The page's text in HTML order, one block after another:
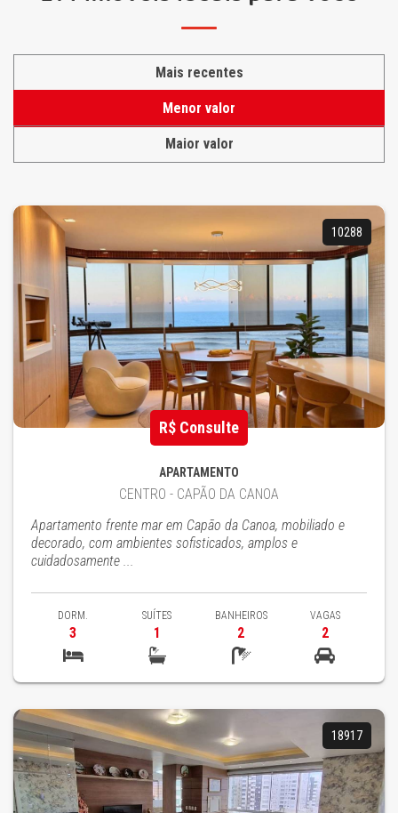
Mais recentes
Menor valor
Maior valor
10288
R$ Consulte
APARTAMENTO
CENTRO - CAPÃO DA CANOA
Apartamento frente mar em Capão da Canoa, mobiliado e
decorado, com ambientes sofisticados, amplos e
cuidadosamente ...
DORM.
3
SUÍTES
1
BANHEIROS
2
VAGAS
2
18917